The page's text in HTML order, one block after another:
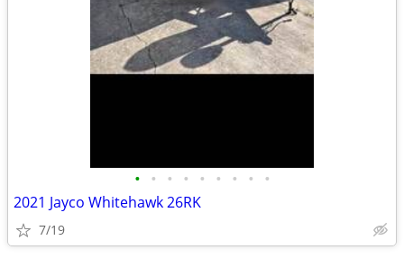
• • • • • • • • •
2021 Jayco Whitehawk 26RK
7/19